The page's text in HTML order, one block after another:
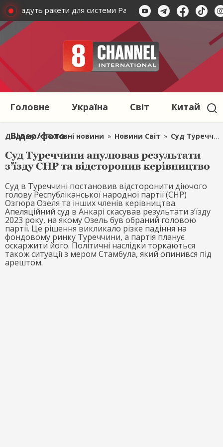
нададуть ракети для системи Patriot Зеленський: США
Головне Україна Світ Китай
Відео/фото
Додому » Головні новини » Новини Світ » Суд Туреччини анулював результати з’їзду CHP та відсторонив керівництво
Суд Туреччини анулював результати
з’їзду CHP та відсторонив керівництво
Суд в Туреччині постановив відсторонити діючого
голову Республіканської народної партії (CHP)
Озгюра Озеля та інших членів керівництва.
Апеляційний суд в Анкарі скасував результати з’їзду
2023 року, на якому Озель був обраний головою
партії. Це рішення викликало різке падіння на
фондовому ринку Туреччини, а партія планує
оскаржити його. Політичні наслідки торкаються
також ситуації з мером Стамбула, який опинився під
арештом.